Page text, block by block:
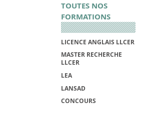
TOUTES NOS
FORMATIONS
LICENCE ANGLAIS LLCER
MASTER RECHERCHE
LLCER
LEA
LANSAD
CONCOURS